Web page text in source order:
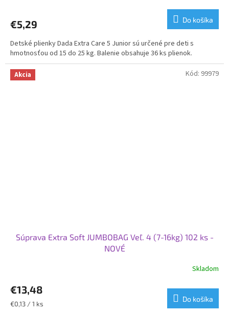
je
z
5
hviezdičiek.
€5,29 Do košíka
Detské plienky Dada Extra Care 5 Junior sú určené pre deti s
hmotnosťou od 15 do 25 kg. Balenie obsahuje 36 ks plienok.
Akcia
Súprava Extra Soft JUMBOBAG Veľ. 4 (7-16kg) 102 ks -
NOVÉ
produktu
je
5,0
Skladom
€13,48
Jednotková
€0,13 / 1 ks
Do košíka
Kód: 99979